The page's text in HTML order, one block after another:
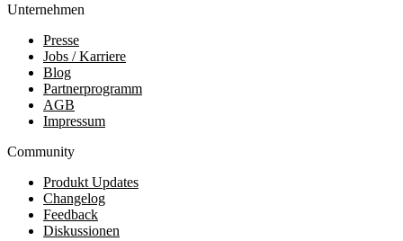
Unternehmen
Presse
Jobs / Karriere
Blog
Partnerprogramm
AGB
Impressum
Community
Produkt Updates
Changelog
Feedback
Diskussionen